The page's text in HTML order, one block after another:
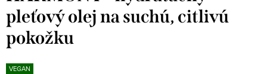
pleťový olej na suchú, citlivú
pokožku
VEGAN